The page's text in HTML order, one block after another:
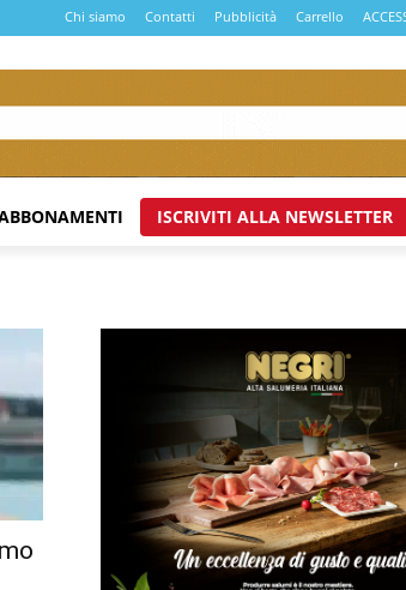
Chi siamo Contatti Pubblicità Carrello
ISCRIVITI ALLA NEWSLETTER